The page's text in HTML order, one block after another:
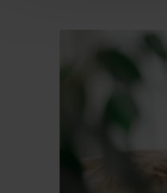
en om ons
informatie over
partners voor
partners
informatie die u
verzameld op